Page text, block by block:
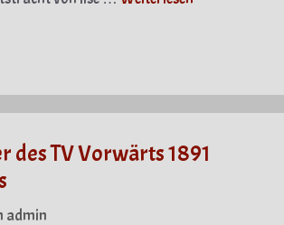
des TV Vorwärts 1891
admin